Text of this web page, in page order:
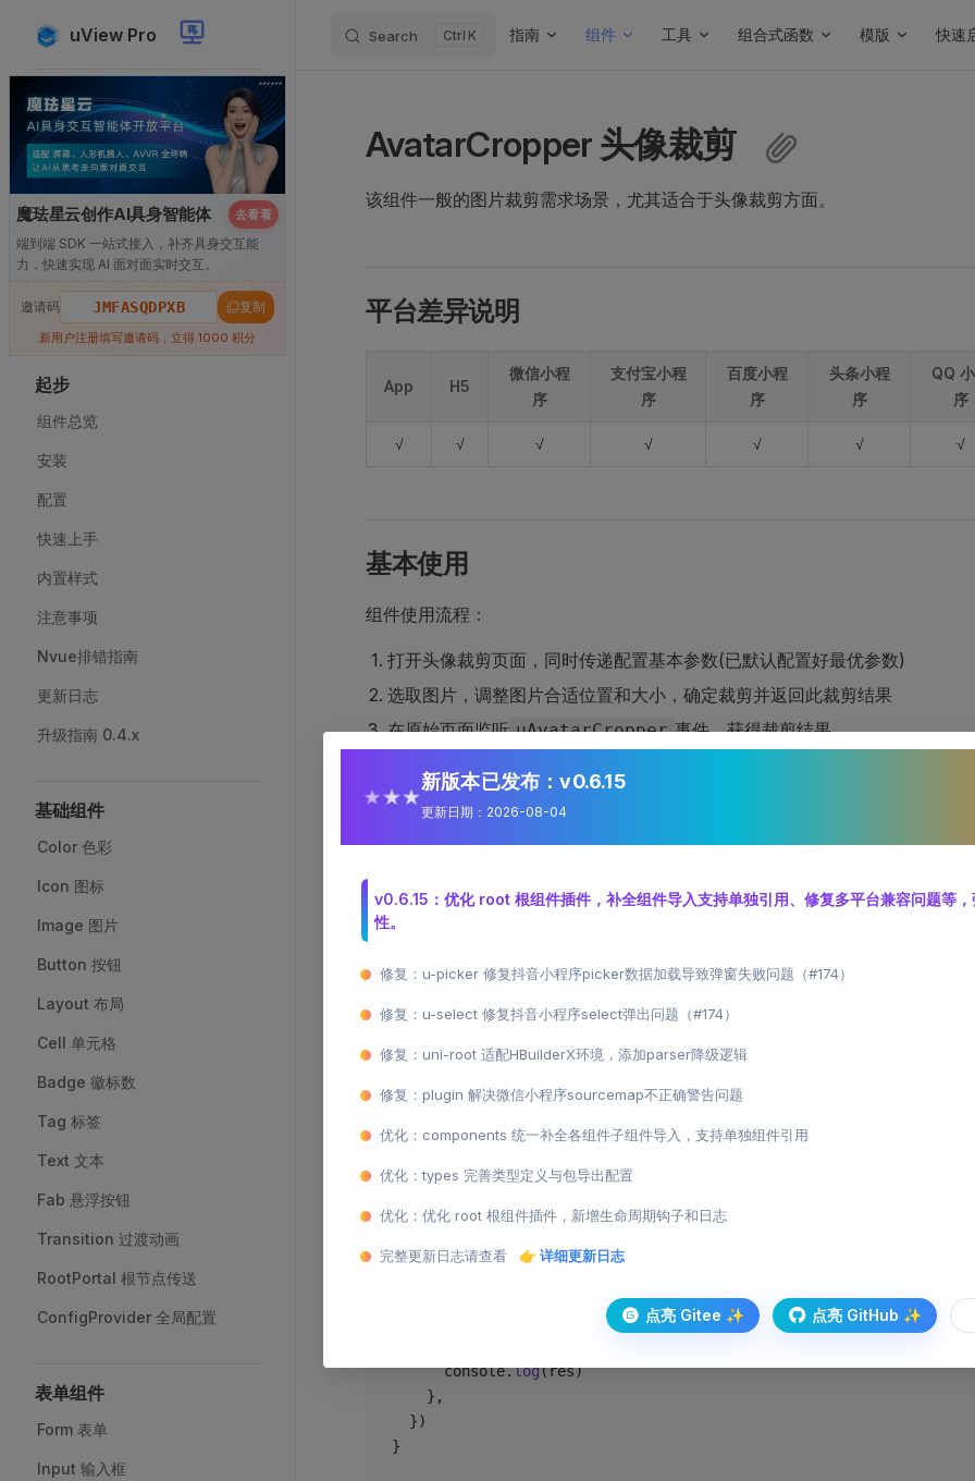
★★ ★
新版本已发布：v0.6.15
更新日期：2026-08-04
v0.6.15：优化 root 根组件插件，补全组件导入支持单独引用、修复多平台兼容问题等
性。
修复：u-picker 修复抖音小程序picker数据加载导致弹窗失败问题（#174）
修复：u-select 修复抖音小程序select弹出问题（#174）
修复：uni-root 适配HBuilderX环境，添加parser降级逻辑
修复：plugin 解决微信小程序sourcemap不正确警告问题
优化：components 统一补全各组件子组件导入，支持单独组件引用
优化：types 完善类型定义与包导出配置
优化：优化 root 根组件插件，新增生命周期钩子和日志
完整更新日志请查看 👉 详细更新日志
点亮 Gitee ✨ 点亮 GitHub ✨
Skip to content
uView Pro Search K 指南 组件 工具 组合式函数 模版 快速
Sidebar Navigation
魔珐星云创作AI具身智能体 去看看
端到端 SDK 一站式接入，补齐具身交互能
力，快速实现 AI 面对面实时交互。
邀请码 JMFASQDPXB 复制
新用户注册填写邀请码，立得 1000 积分
起步
组件总览
安装
配置
快速上手
内置样式
注意事项
Nvue排错指南
更新日志
升级指南 0.4.x
基础组件
Color 色彩
Icon 图标
Image 图片
Button 按钮
Layout 布局
Cell 单元格
Badge 徽标数
Tag 标签
Text 文本
Fab 悬浮按钮
Transition 过渡动画
RootPortal 根节点传送
ConfigProvider 全局配置
表单组件
Form 表单
Input 输入框
AvatarCropper 头像裁剪
该组件一般的图片裁剪需求场景，尤其适合于头像裁剪方面。
平台差异说明
App H5
微信小程
序
支付宝小程
序
百度小程
序
头条小程
序
QQ
序
√ √ √ √ √ √ √
基本使用
组件使用流程：
打开头像裁剪页面，同时传递配置基本参数(已默认配置好最优参数)
选取图片，调整图片合适位置和大小，确定裁剪并返回此裁剪结果
在原始页面监听 uAvatarCropper 事件，获得裁剪结果
< template>
view class="wrap">
    <
view class="u-avatar-wrap">
    </
view >
</ template >
<script setup lang="ts">
import
{ ref, onMounted, onUnmounted } from
const avatar = ref("https://ik.imagekit.io/anyup/uview-pro/common/
// 监听从裁剪页发布的事件，获得裁剪结果
const handleAvatarCropper = (
  // 可以在此上传到服务端
  uni.
uploadFile
({
      console.
log(res)
    },
  })
}